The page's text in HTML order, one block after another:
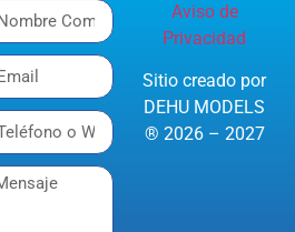
Aviso de
Privacidad
Sitio creado por
DEHU MODELS
® 2026 – 2027